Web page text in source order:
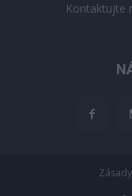
Kontaktujte